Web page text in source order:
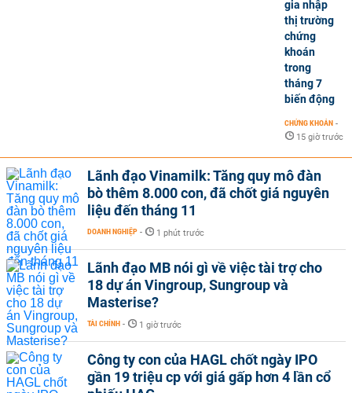
gia nhập
thị trường
chứng
khoán
trong
tháng 7
biến động
CHỨNG KHOÁN -
15 giờ trước
Lãnh đạo Vinamilk: Tăng quy mô đàn
bò thêm 8.000 con, đã chốt giá nguyên
liệu đến tháng 11
DOANH NGHIỆP - 1 phút trước
Lãnh đạo MB nói gì về việc tài trợ cho
18 dự án Vingroup, Sungroup và
Masterise?
TÀI CHÍNH - 1 giờ trước
Công ty con của HAGL chốt ngày IPO
gần 19 triệu cp với giá gấp hơn 4 lần cổ